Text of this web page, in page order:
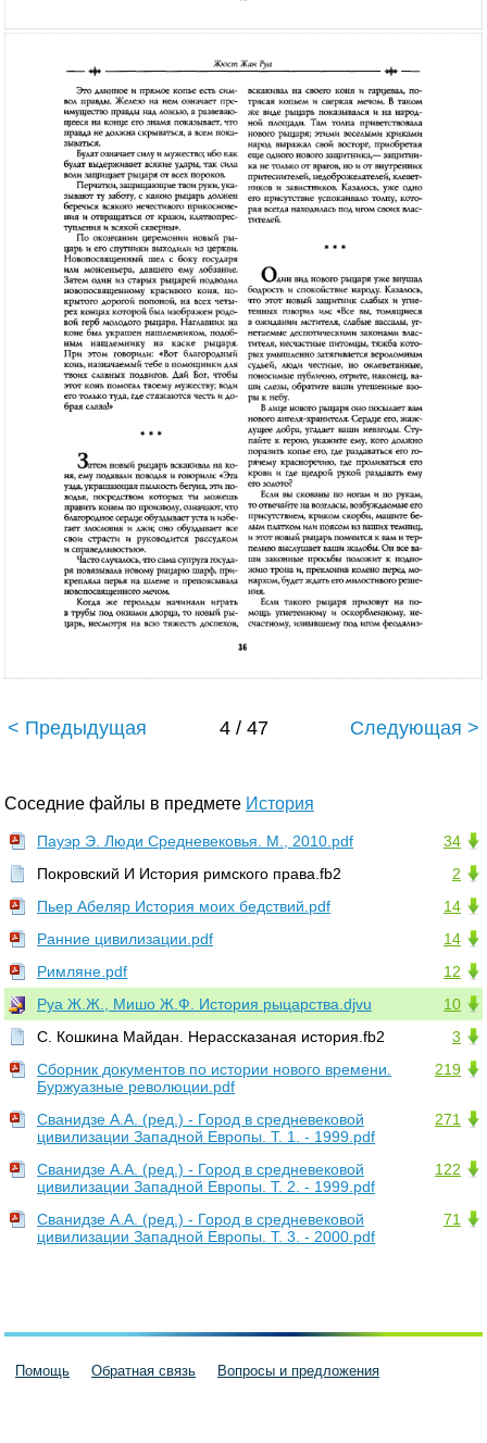
< Предыдущая 4 / 47 Следующая >
Соседние файлы в предмете История
34
Пауэр Э. Люди Средневековья. М., 2010.pdf
2
Покровский И История римского права.fb2
14
Пьер Абеляр История моих бедствий.pdf
14
Ранние цивилизации.pdf
12
Римляне.pdf
10
Руа Ж.Ж., Мишо Ж.Ф. История рыцарства.djvu
3
С. Кошкина Майдан. Нерассказаная история.fb2
219
Сборник документов по истории нового времени.
Буржуазные революции.pdf
271
Сванидзе А.А. (ред.) - Город в средневековой
цивилизации Западной Европы. Т. 1. - 1999.pdf
122
Сванидзе А.А. (ред.) - Город в средневековой
цивилизации Западной Европы. Т. 2. - 1999.pdf
71
Сванидзе А.А. (ред.) - Город в средневековой
цивилизации Западной Европы. Т. 3. - 2000.pdf
Помощь Обратная связь Вопросы и предложения